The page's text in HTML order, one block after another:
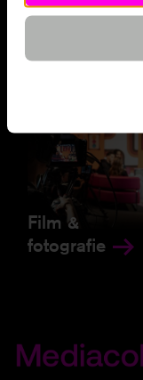
Games &
Film &
fotografie